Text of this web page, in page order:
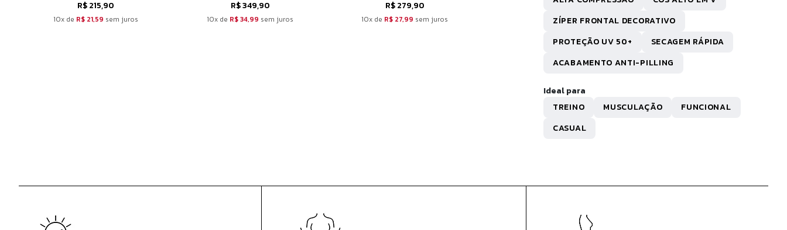
R$ 215,90
10x de R$ 21,59 sem juros
R$ 349,90
10x de R$ 34,99 sem juros
R$ 279,90
10x de R$ 27,99 sem juros
R$ 207,90
R$ 20,79sem juros
ZÍPER FRONTAL DECORATIVO
PROTEÇÃO UV 50+
SECAGEM RÁPIDA
ACABAMENTO ANTI-PILLING
Ideal para
TREINO
MUSCULAÇÃO
FUNCIONAL
CASUAL